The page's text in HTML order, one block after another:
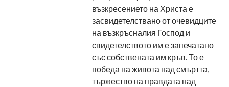
възкресението на Христа е
засвидетелствано от очевидците
на възкръсналия Господ и
свидетелството им е запечатано
със собствената им кръв. То е
победа на живота над смъртта,
тържество на правдата над